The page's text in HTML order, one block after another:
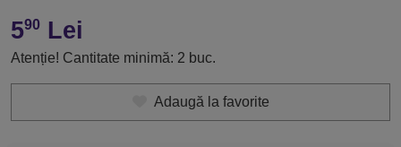
590Lei
Atenție! Cantitate minimă: 2 buc.
Adaugă la favorite